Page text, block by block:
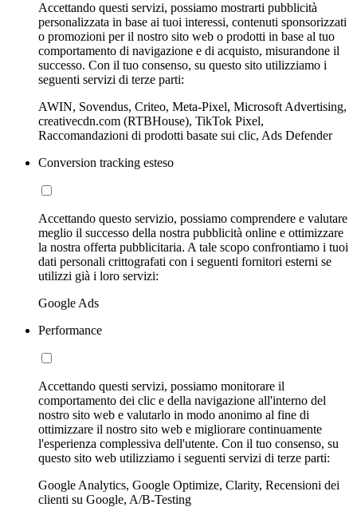
Accettando questi servizi, possiamo mostrarti pubblicità
personalizzata in base ai tuoi interessi, contenuti sponsorizzati
o promozioni per il nostro sito web o prodotti in base al tuo
comportamento di navigazione e di acquisto, misurandone il
successo. Con il tuo consenso, su questo sito utilizziamo i
seguenti servizi di terze parti:
AWIN, Sovendus, Criteo, Meta-Pixel, Microsoft Advertising,
creativecdn.com (RTBHouse), TikTok Pixel,
Raccomandazioni di prodotti basate sui clic, Ads Defender
Conversion tracking esteso
Accettando questo servizio, possiamo comprendere e valutare
meglio il successo della nostra pubblicità online e ottimizzare
la nostra offerta pubblicitaria. A tale scopo confrontiamo i tuoi
dati personali crittografati con i seguenti fornitori esterni se
utilizzi già i loro servizi:
Google Ads
Performance
Accettando questi servizi, possiamo monitorare il
comportamento dei clic e della navigazione all'interno del
nostro sito web e valutarlo in modo anonimo al fine di
ottimizzare il nostro sito web e migliorare continuamente
l'esperienza complessiva dell'utente. Con il tuo consenso, su
questo sito web utilizziamo i seguenti servizi di terze parti:
Google Analytics, Google Optimize, Clarity, Recensioni dei
clienti su Google, A/B-Testing